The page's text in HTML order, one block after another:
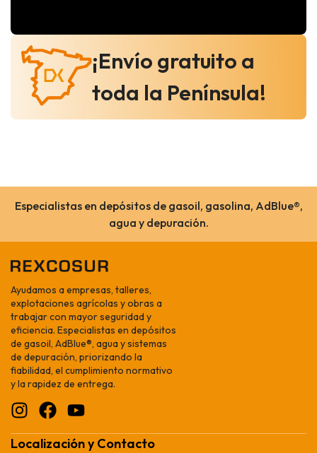
¡Envío gratuito a
toda la Península!
Especialistas en depósitos de gasoil, gasolina, AdBlue®,
agua y depuración.
Ayudamos a empresas, talleres,
explotaciones agrícolas y obras a
trabajar con mayor seguridad y
eficiencia. Especialistas en depósitos
de gasoil, AdBlue®, agua y sistemas
de depuración, priorizando la
fiabilidad, el cumplimiento normativo
y la rapidez de entrega.
Localización y Contacto